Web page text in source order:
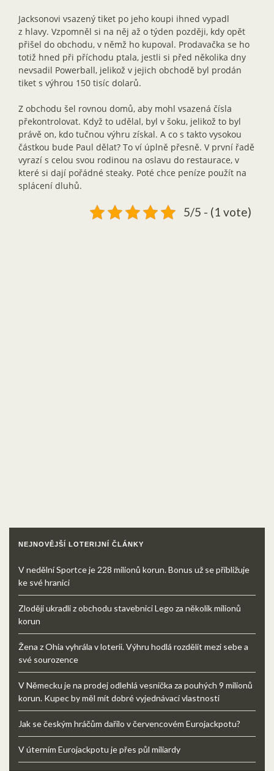
Jacksonovi vsazený tiket po jeho koupi ihned vypadl
z hlavy. Vzpomněl si na něj až o týden později, kdy opět
přišel do obchodu, v němž ho kupoval. Prodavačka se ho
totiž hned při příchodu ptala, jestli si před několika dny
nevsadil Powerball, jelikož v jejich obchodě byl prodán
tiket s výhrou 150 tisíc dolarů.
Z obchodu šel rovnou domů, aby mohl vsazená čísla
překontrolovat. Když to udělal, byl v šoku, jelikož to byl
právě on, kdo tučnou výhru získal. A co s takto vysokou
částkou bude Paul dělat? To ví úplně přesně. V první řadě
vyrazí s celou svou rodinou na oslavu do restaurace, v
které si dají pořádné steaky. Poté chce peníze použít na
splácení dluhů.
5/5 - (1 vote)
NEJNOVĚJŠÍ LOTERIJNÍ ČLÁNKY
V nedělní Sportce je 228 milionů korun. Bonus už se přibližuje
ke své hranici
Zloději ukradli z obchodu stavebnici Lego za několik milionů
korun
Žena z Ohia vyhrála v loterii. Výhru hodlá rozdělit mezi sebe a
své sourozence
V Německu je na prodej odlehlá vesnička za pouhých 9 milionů
korun. Kupec by měl mít dobré vyjednávací vlastnosti
Jak se českým hráčům dařilo v červencovém Eurojackpotu?
V úterním Eurojackpotu je přes půl miliardy